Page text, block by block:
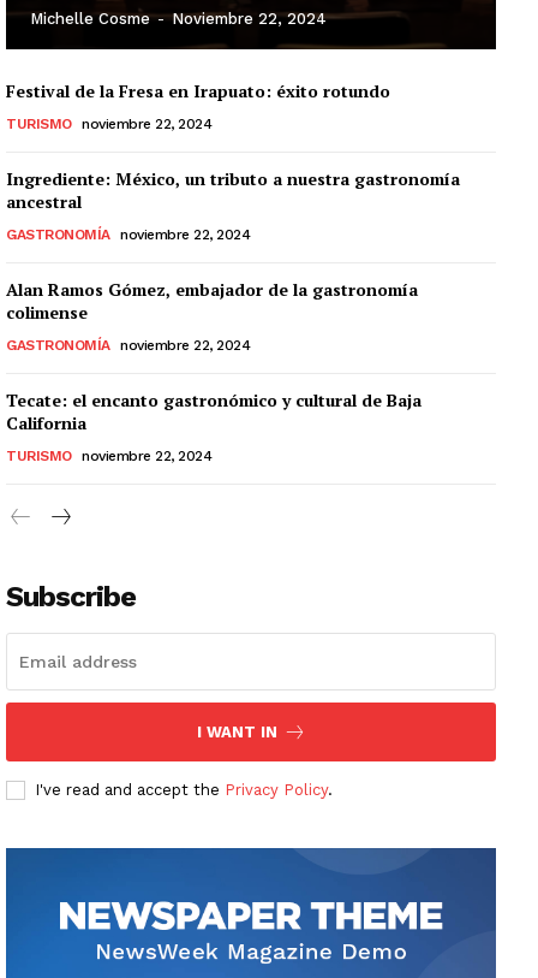
Michelle Cosme - Noviembre 22, 2024
Festival de la Fresa en Irapuato: éxito rotundo
TURISMO noviembre 22, 2024
Ingrediente: México, un tributo a nuestra gastronomía
ancestral
GASTRONOMÍA noviembre 22, 2024
Alan Ramos Gómez, embajador de la gastronomía
colimense
GASTRONOMÍA noviembre 22, 2024
Tecate: el encanto gastronómico y cultural de Baja
California
TURISMO noviembre 22, 2024
Subscribe
I WANT IN
I've read and accept the Privacy Policy.